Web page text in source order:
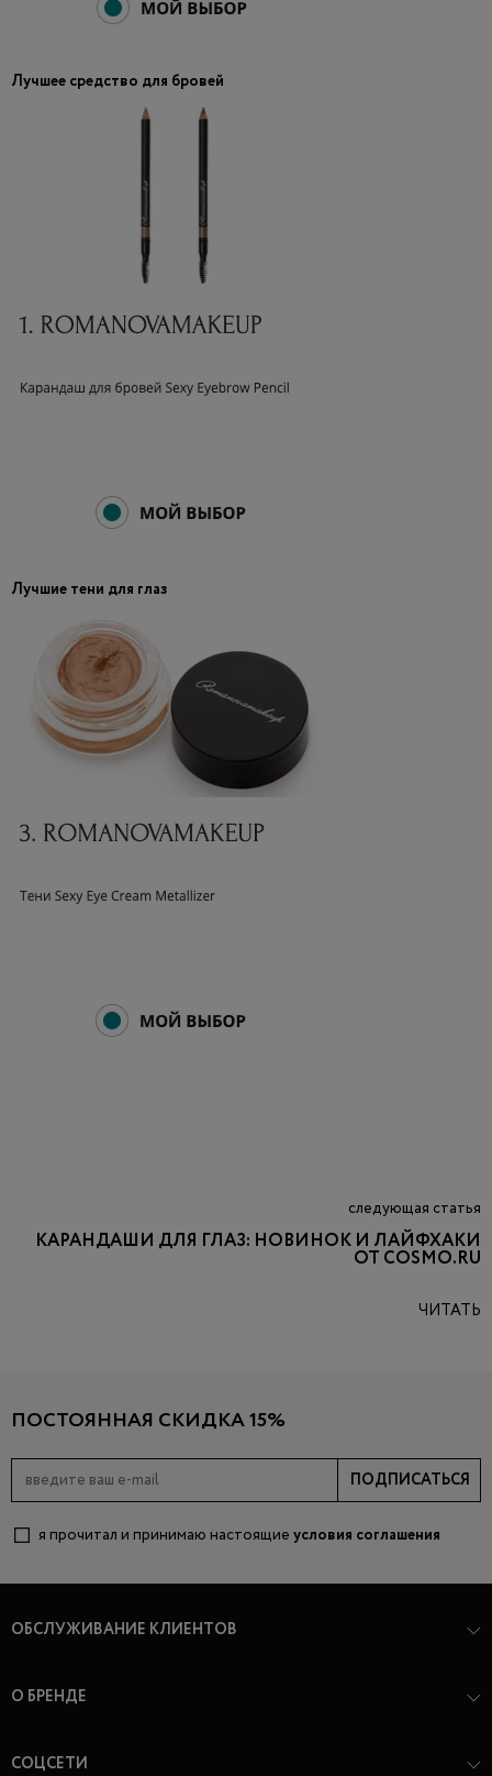
Лучшее средство для бровей
Лучшие тени для глаз
следующая статья
КАРАНДАШИ ДЛЯ ГЛАЗ: НОВИНОК И ЛАЙФХАКИ
ОТ COSMO.RU
ЧИТАТЬ
ПОСТОЯННАЯ СКИДКА 15%
ПОДПИСАТЬСЯ
я прочитал и принимаю настоящие условия соглашения
ОБСЛУЖИВАНИЕ КЛИЕНТОВ
О БРЕНДЕ
СОЦСЕТИ